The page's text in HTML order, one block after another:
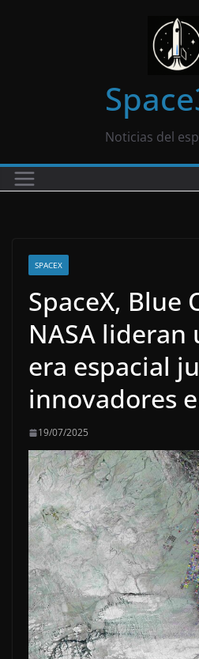
Noticias del
SPACEX
SpaceX, Blue
NASA lideran
era espacial
innovadores
19/07/2025